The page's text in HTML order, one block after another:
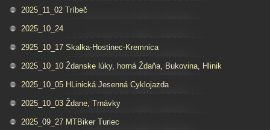
2025_11_02 Tríbeč
2025_10_24
2925_10_17 Skalka-Hostinec-Kremnica
2025_10_10 Ždanske lúky, horná Ždaňa, Bukovina, Hlinik
2025_10_05 HLinická Jesenná Cyklojazda
2025_10_03 Ždane, Trnávky
2025_09_27 MTBiker Turiec